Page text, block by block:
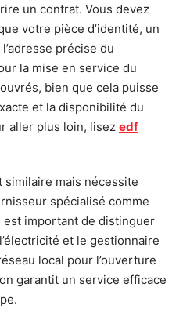
un contrat. Vous devez
votre pièce d’identité, un
précise du
la mise en service du
bien que cela puisse
et la disponibilité du
aller plus loin, lisez edf
similaire mais nécessite
spécialisé comme
est important de distinguer
et le gestionnaire
local pour l’ouverture
garantit un service efficace